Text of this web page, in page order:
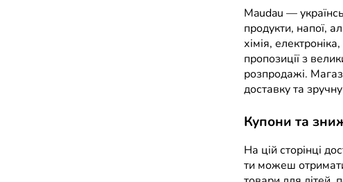
Maudau —
продукти, напої,
хімія,
пропозиції з
розпродажі.
доставку та
Купони та
На цій сторінці
ти можеш